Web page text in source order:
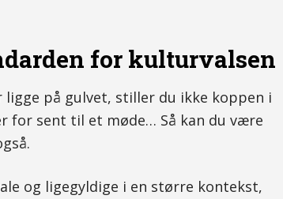
for kulturvalsen
på gulvet, stiller du ikke koppen i
for sent til et møde… Så kan du være
og ligegyldige i en større kontekst,